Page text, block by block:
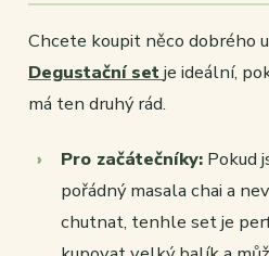
Chcete koupit něco dobrého
Degustační setje ideální,
má ten druhý rád.
Pro začátečníky: Pokud
pořádný masala chai a
chutnat, tenhle set je